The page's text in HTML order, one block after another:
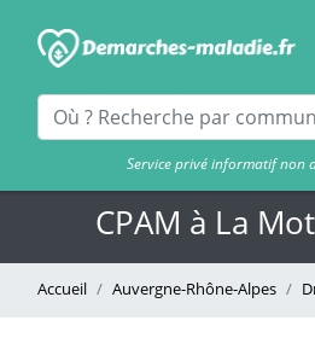
Service privé informatif non
CPAM à La
Accueil Auvergne-Rhône-Alpes